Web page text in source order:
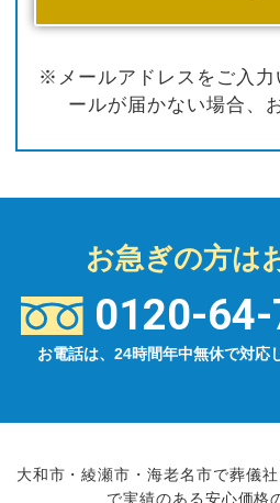
※メールアドレスをご入力
ールが届かない場合、
お急ぎの方は
0120-
お電話は、24時間年中無休で対応
大和市・綾瀬市・海老名市で葬儀
で実績のある安心価格